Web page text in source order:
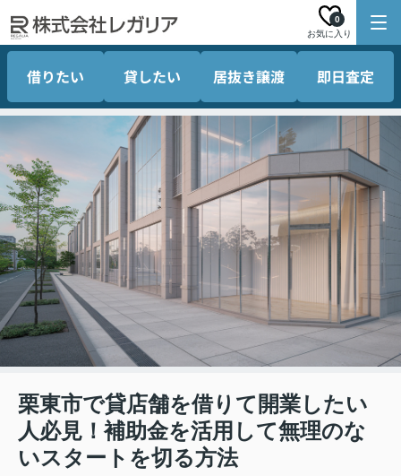
お気に入り
0
借りたい 貸したい 居抜き譲渡 即日査定
栗東市で貸店舗を借りて開業したい
人必見！補助金を活用して無理のな
いスタートを切る方法